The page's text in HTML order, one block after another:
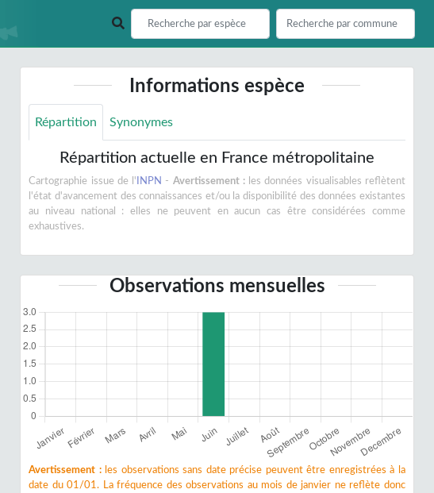
Informations espèce
Répartition Synonymes
Répartition actuelle en France métropolitaine
Cartographie issue de l' INPN - Avertissement :les données visualisables reflètent
l'état d'avancement des connaissances et/ou la disponibilité des données existantes
au niveau national : elles ne peuvent en aucun cas être considérées comme
exhaustives.
Observations mensuelles
Avertissement :les observations sans date précise peuvent être enregistrées à la
date du 01/01. La fréquence des observations au mois de janvier ne reflète donc